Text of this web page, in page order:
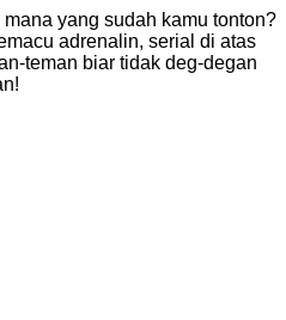
yang sudah kamu tonton?
adrenalin, serial di atas
teman biar tidak deg-degan